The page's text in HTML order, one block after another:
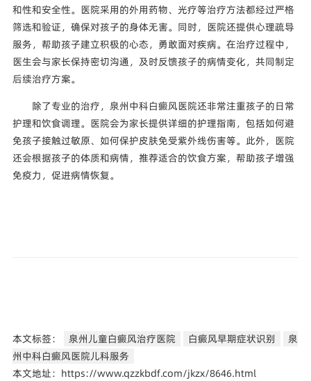
和性和安全性。医院采用的外用药物、光疗等治疗方法都经过严格
筛选和验证，确保对孩子的身体无害。同时，医院还提供心理疏导
服务，帮助孩子建立积极的心态，勇敢面对疾病。在治疗过程中，
医生会与家长保持密切沟通，及时反馈孩子的病情变化，共同制定
后续治疗方案。
除了专业的治疗，泉州中科白癜风医院还非常注重孩子的日常
护理和饮食调理。医院会为家长提供详细的护理指南，包括如何避
免孩子接触过敏原、如何保护皮肤免受紫外线伤害等。此外，医院
还会根据孩子的体质和病情，推荐适合的饮食方案，帮助孩子增强
免疫力，促进病情恢复。
本文标签： 泉州儿童白癜风治疗医院 白癜风早期症状识别
泉
州中科白癜风医院儿科服务
本文地址：https://www.qzzkbdf.com/jkzx/8646.html